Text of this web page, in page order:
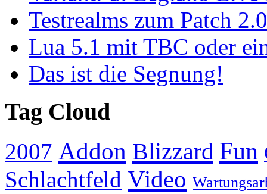
Testrealms zum Patch
Lua 5.1 mit TBC oder
Das ist die Segnung!
Tag Cloud
2007 Addon Blizzard Fun
Schlachtfeld Video